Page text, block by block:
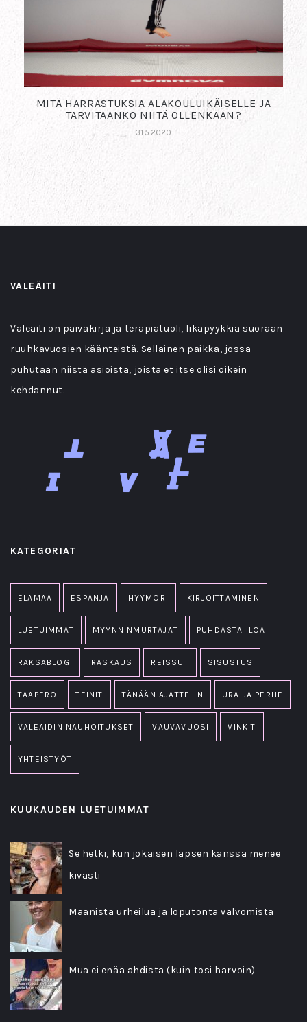
MITÄ HARRASTUKSIA ALAKOULUIKÄISELLE JA
TARVITAANKO NIITÄ OLLENKAAN?
31.5.2020
VALEÄITI
Valeäiti on päiväkirja ja terapiatuoli, likapyykkiä suoraan
ruuhkavuosien käänteistä. Sellainen paikka, jossa
puhutaan niistä asioista, joista et itse olisi oikein
kehdannut.
KATEGORIAT
ELÄMÄÄ ESPANJA HYYMÖRI KIRJOITTAMINEN
LUETUIMMAT MYYNNINMURTAJAT PUHDASTA ILOA
RAKSABLOGI RASKAUS REISSUT SISUSTUS
TAAPERO TEINIT TÄNÄÄN AJATTELIN URA JA PERHE
VALEÄIDIN NAUHOITUKSET VAUVAVUOSI VINKIT
YHTEISTYÖT
KUUKAUDEN LUETUIMMAT
Se hetki, kun jokaisen lapsen kanssa menee
kivasti
Maanista urheilua ja loputonta valvomista
Mua ei enää ahdista (kuin tosi harvoin)